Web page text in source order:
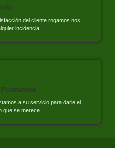
del cliente rogamos nos
incidencia
a su servicio para darle el
que se merece